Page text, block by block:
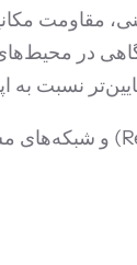
مقاومت
در
نسبت به